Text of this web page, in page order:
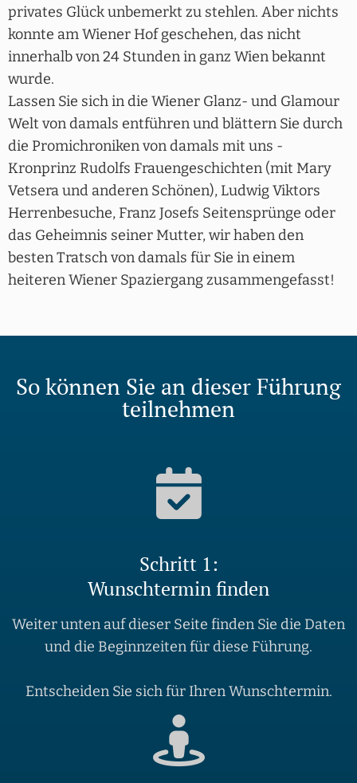
privates Glück unbemerkt zu stehlen. Aber nichts
konnte am Wiener Hof geschehen, das nicht
innerhalb von 24 Stunden in ganz Wien bekannt
wurde.
Lassen Sie sich in die Wiener Glanz- und Glamour
Welt von damals entführen und blättern Sie durch
die Promichroniken von damals mit uns -
Kronprinz Rudolfs Frauengeschichten (mit Mary
Vetsera und anderen Schönen), Ludwig Viktors
Herrenbesuche, Franz Josefs Seitensprünge oder
das Geheimnis seiner Mutter, wir haben den
besten Tratsch von damals für Sie in einem
heiteren Wiener Spaziergang zusammengefasst!
So können Sie an dieser Führung
teilnehmen
Schritt 1:
Wunschtermin finden
Weiter unten auf dieser Seite finden Sie die Daten
und die Beginnzeiten für diese Führung.
Entscheiden Sie sich für Ihren Wunschtermin.